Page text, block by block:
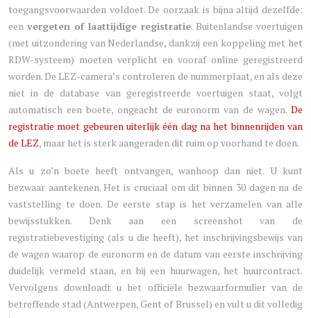
toegangsvoorwaarden voldoet. De oorzaak is bijna altijd dezelfde:
een vergeten of laattijdige registratie. Buitenlandse voertuigen
(met uitzondering van Nederlandse, dankzij een koppeling met het
RDW-systeem) moeten verplicht en vooraf online geregistreerd
worden. De LEZ-camera’s controleren de nummerplaat, en als deze
niet in de database van geregistreerde voertuigen staat, volgt
automatisch een boete, ongeacht de euronorm van de wagen. De
registratie moet gebeuren uiterlijk één dag na het binnenrijden van
de LEZ, maar het is sterk aangeraden dit ruim op voorhand te doen.
Als u zo’n boete heeft ontvangen, wanhoop dan niet. U kunt
bezwaar aantekenen. Het is cruciaal om dit binnen 30 dagen na de
vaststelling te doen. De eerste stap is het verzamelen van alle
bewijsstukken. Denk aan een screenshot van de
registratiebevestiging (als u die heeft), het inschrijvingsbewijs van
de wagen waarop de euronorm en de datum van eerste inschrijving
duidelijk vermeld staan, en bij een huurwagen, het huurcontract.
Vervolgens downloadt u het officiële bezwaarformulier van de
betreffende stad (Antwerpen, Gent of Brussel) en vult u dit volledig